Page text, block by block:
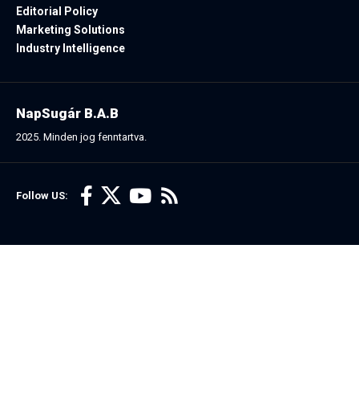
Editorial Policy
Marketing Solutions
Industry Intelligence
Follow US:
NapSugár B.A.B
2025. Minden jog fenntartva.